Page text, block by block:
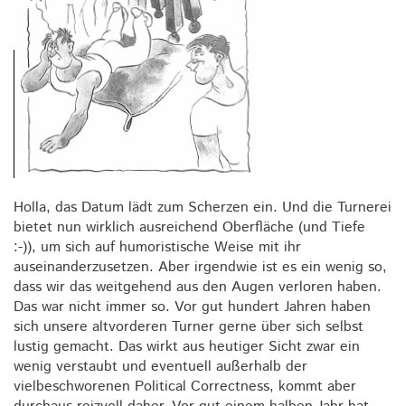
Holla, das Datum lädt zum Scherzen ein. Und die Turnerei
bietet nun wirklich ausreichend Oberfläche (und Tiefe
:-)), um sich auf humoristische Weise mit ihr
auseinanderzusetzen. Aber irgendwie ist es ein wenig so,
dass wir das weitgehend aus den Augen verloren haben.
Das war nicht immer so. Vor gut hundert Jahren haben
sich unsere altvorderen Turner gerne über sich selbst
lustig gemacht. Das wirkt aus heutiger Sicht zwar ein
wenig verstaubt und eventuell außerhalb der
vielbeschworenen Political Correctness, kommt aber